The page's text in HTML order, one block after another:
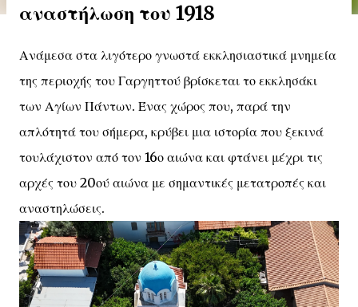
αναστήλωση του 1918
Ανάμεσα στα λιγότερο γνωστά εκκλησιαστικά μνημεία
της περιοχής του Γαργηττού βρίσκεται το εκκλησάκι
των Αγίων Πάντων. Ένας χώρος που, παρά την
απλότητά του σήμερα, κρύβει μια ιστορία που ξεκινά
τουλάχιστον από τον 16ο αιώνα και φτάνει μέχρι τις
αρχές του 20ού αιώνα με σημαντικές μετατροπές και
αναστηλώσεις.